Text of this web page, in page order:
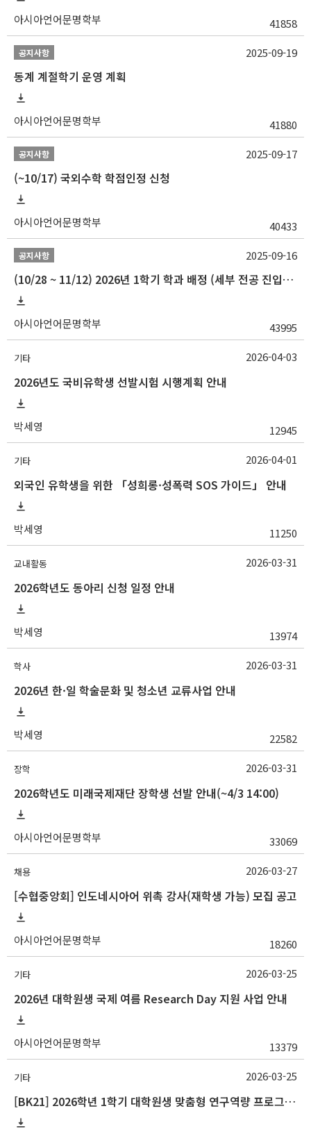
아시아언어문명학부 41858
공지사항
동계 계절학기 운영 계획
아시아언어문명학부 41880
2025-09-19
공지사항
(~10/17) 국외수학 학점인정 신청
아시아언어문명학부 40433
2025-09-17
공지사항
(10/28 ~ 11/12) 2026년 1학기 학과 배정 (세부 전공 진입) 안내
아시아언어문명학부 43995
2025-09-16
기타
2026년도 국비유학생 선발시험 시행계획 안내
박세영 12945
2026-04-03
기타
외국인 유학생을 위한 「성희롱·성폭력 SOS 가이드」 안내
박세영 11250
2026-04-01
교내활동
2026학년도 동아리 신청 일정 안내
박세영 13974
2026-03-31
학사
2026년 한·일 학술문화 및 청소년 교류사업 안내
박세영 22582
2026-03-31
장학
2026학년도 미래국제재단 장학생 선발 안내(~4/3 14:00)
아시아언어문명학부 33069
2026-03-31
채용
[수협중앙회] 인도네시아어 위촉 강사(재학생 가능) 모집 공고
아시아언어문명학부 18260
2026-03-27
기타
2026년 대학원생 국제 여름 Research Day 지원 사업 안내
아시아언어문명학부 13379
2026-03-25
기타
[BK21] 2026학년 1학기 대학원생 맞춤형 연구역량 프로그램 안내
2026-03-25